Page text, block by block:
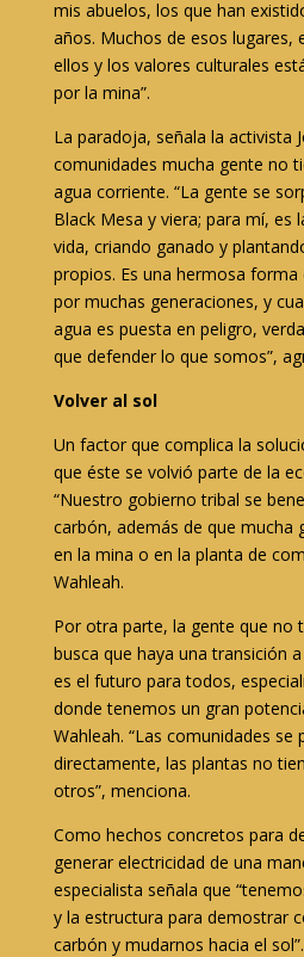
mis abuelos, los que han
años. Muchos de esos lugares,
ellos y los valores culturales
por la mina”.
La paradoja, señala la activista
comunidades mucha gente no
agua corriente. “La gente se
Black Mesa y viera; para mí, es
vida, criando ganado y
propios. Es una hermosa
por muchas generaciones, y
agua es puesta en peligro,
que defender lo que somos”,
Volver al sol
Un factor que complica la
que éste se volvió parte de la
“Nuestro gobierno tribal se
carbón, además de que mucha
en la mina o en la planta de
Wahleah.
Por otra parte, la gente que no
busca que haya una transición
es el futuro para todos,
donde tenemos un gran
Wahleah. “Las comunidades se
directamente, las plantas no
otros”, menciona.
Como hechos concretos para
generar electricidad de una
especialista señala que
y la estructura para demostrar
carbón y mudarnos hacia el sol”.